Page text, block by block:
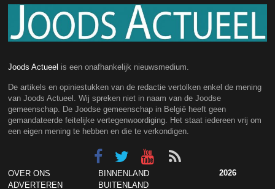
Joods Actueel is een onafhankelijk nieuwsmedium.
De artikels en opiniestukken van de redactie vertolken enkel de mening
van Joods Actueel. Wij spreken niet in naam van de Joodse
gemeenschap. De Joodse gemeenschap in België heeft geen
gemandateerde feitelijke vertegenwoordiging. Het staat iedereen vrij om
een eigen mening te hebben en die te verkondigen.
OVER ONS
ADVERTEREN
BINNENLAND
BUITENLAND
2026